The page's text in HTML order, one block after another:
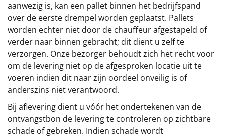
aanwezig is, kan een pallet binnen het bedrijfspand
over de eerste drempel worden geplaatst. Pallets
worden echter niet door de chauffeur afgestapeld of
verder naar binnen gebracht; dit dient u zelf te
verzorgen. Onze bezorger behoudt zich het recht voor
om de levering niet op de afgesproken locatie uit te
voeren indien dit naar zijn oordeel onveilig is of
anderszins niet verantwoord.
Bij aflevering dient u vóór het ondertekenen van de
ontvangstbon de levering te controleren op zichtbare
schade of gebreken. Indien schade wordt